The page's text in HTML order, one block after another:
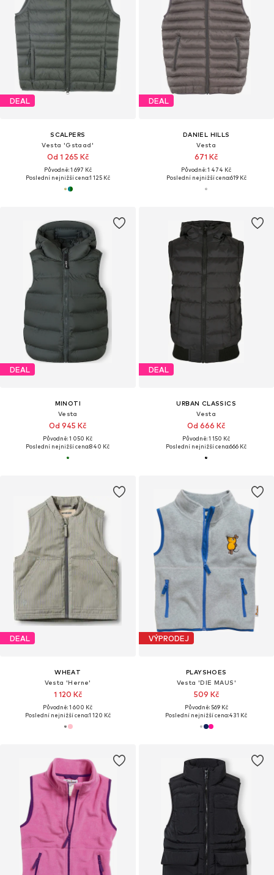
DEAL
SCALPERS
Vesta 'Gstaad'
Od 1 265 Kč
Původně: 1 697 Kč
Poslední nejnižší cena:1 125 Kč
DEAL
DANIEL HILLS
Vesta
671 Kč
Původně: 1 474 Kč
Poslední nejnižší cena:619 Kč
DEAL
MINOTI
Vesta
Od 945 Kč
Původně: 1 050 Kč
Poslední nejnižší cena:840 Kč
DEAL
URBAN CLASSICS
Vesta
Od 666 Kč
Původně: 1 150 Kč
Poslední nejnižší cena:666 Kč
DEAL
WHEAT
Vesta 'Herne'
1 120 Kč
Původně: 1 600 Kč
Poslední nejnižší cena:1 120 Kč
VÝPRODEJ
PLAYSHOES
Vesta 'DIE MAUS'
509 Kč
Původně: 569 Kč
Poslední nejnižší cena:431 Kč